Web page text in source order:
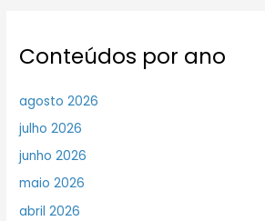
Conteúdos por ano
agosto 2026
julho 2026
junho 2026
maio 2026
abril 2026